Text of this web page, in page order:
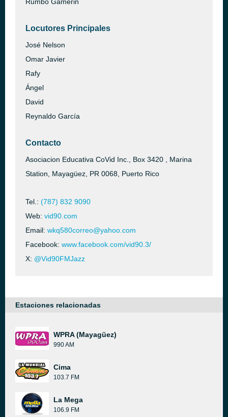
Locutores Principales
José Nelson
Omar Javier
Rafy
Ángel
David
Reynaldo García
Contacto
Asociacion Educativa CoVid Inc., Box 3420 , Marina
Station, Mayagüez, PR 0068, Puerto Rico
Tel.: (787) 832 9090
Web: vid90.com
Email: wkq580correo@yahoo.com
Facebook: www.facebook.com/vid90.3/
X: @Vid90FMJazz
Estaciones relacionadas
WPRA (Mayagüez)
990 AM
Cima
103.7 FM
La Mega
106.9 FM